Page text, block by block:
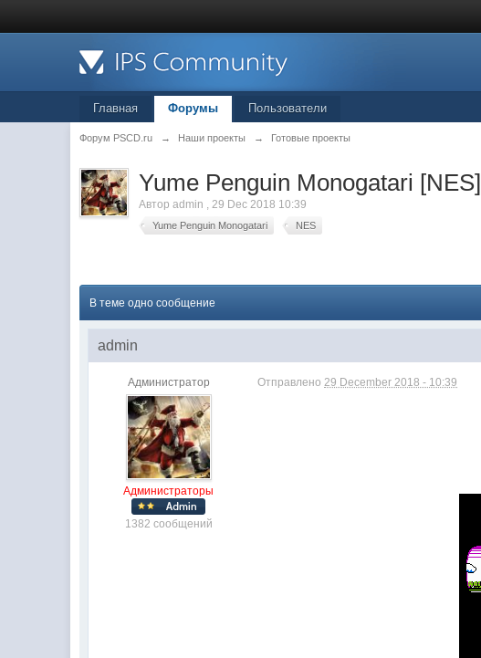
Главная Форумы Пользователи
Форум PSCD.ru → Наши проекты → Готовые проекты
Yume Penguin Monogatari [NES]
Авторadmin ,29 Dec 2018 10:39
Yume Penguin Monogatari NES
В теме одно сообщение
admin
Администратор
Администраторы
1382 сообщений
Отправлено29 December 2018 - 10:39